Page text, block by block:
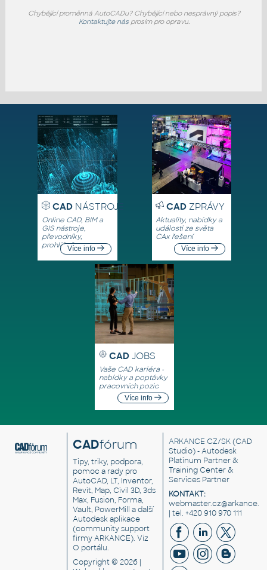
Chybějící proměnná AutoCADu? Chybějící nebo nesprávný popis?
Kontaktujte násprosím pro opravu.
CADNÁSTROJE
Online CAD, BIM a
GIS nástroje,
převodníky,
prohlížečeVíce info
CADZPRÁVY
Aktuality, nabídky a
události ze světa
CAx řešení
Více info
CAD JOBS
Vaše CAD kariéra -
nabídky a poptávky
pracovních pozic
Více info
CADfórum
Tipy, triky, podpora,
pomoc a rady pro
AutoCAD, LT, Inventor,
Revit, Map, Civil 3D, 3ds
Max, Fusion, Forma,
Vault, PowerMill a další
Autodesk aplikace
(community support
firmy ARKANCE). Viz
O portálu.
Copyright © 2026 |
ARKANCE CZ/SK(CAD
Studio) - Autodesk
Platinum Partner &
Training Center &
Services Partner
KONTAKT:
| tel. +420 910 970 111